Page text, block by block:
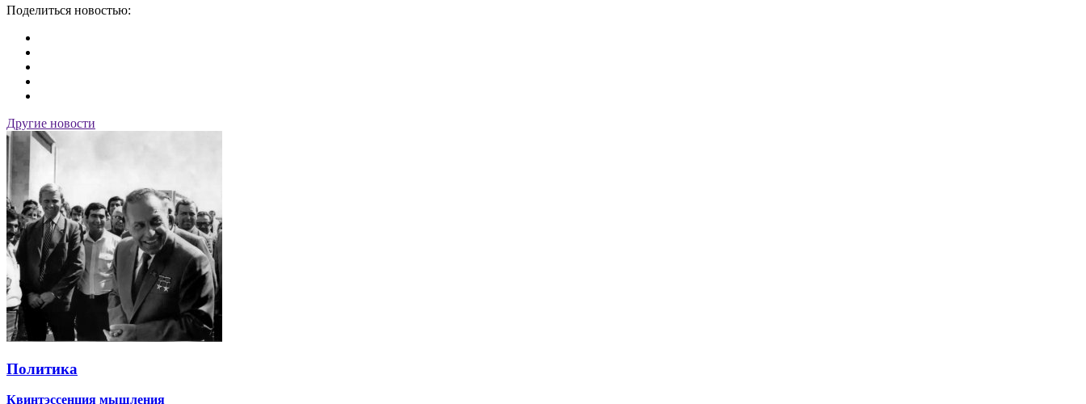
Поделиться новостью:
Другие новости
Политика
Квинтэссенция мышления